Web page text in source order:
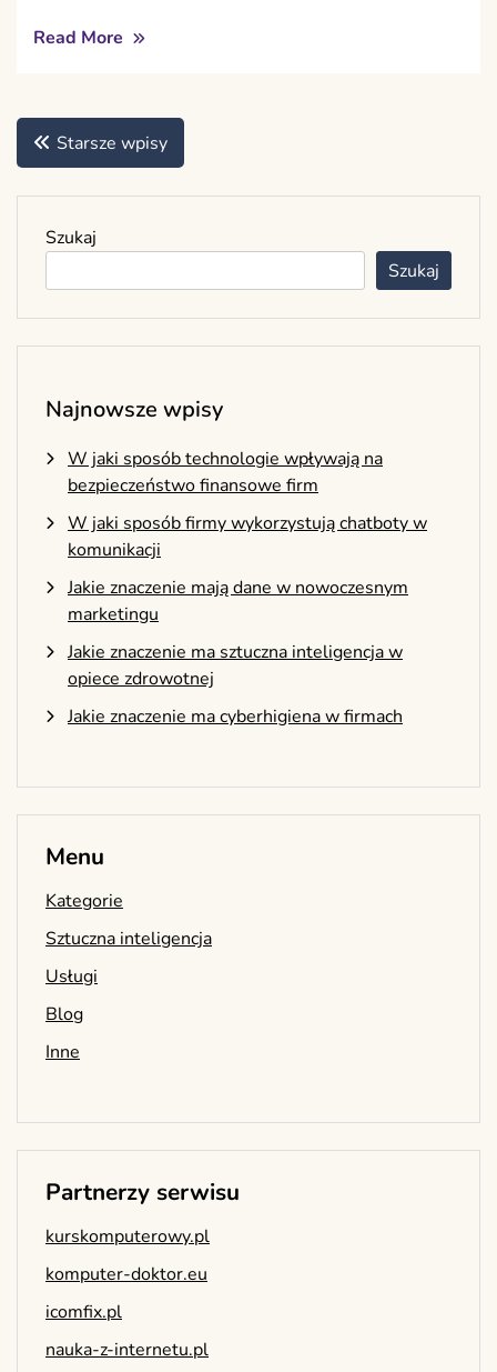
Read More
Nawigacja
po
wpisach
Starsze wpisy
Szukaj
Szukaj
Najnowsze wpisy
W jaki sposób technologie wpływają na
bezpieczeństwo finansowe firm
W jaki sposób firmy wykorzystują chatboty w
komunikacji
Jakie znaczenie mają dane w nowoczesnym
marketingu
Jakie znaczenie ma sztuczna inteligencja w
opiece zdrowotnej
Jakie znaczenie ma cyberhigiena w firmach
Menu
Kategorie
Sztuczna inteligencja
Usługi
Blog
Inne
Partnerzy serwisu
kurskomputerowy.pl
komputer-doktor.eu
icomfix.pl
nauka-z-internetu.pl